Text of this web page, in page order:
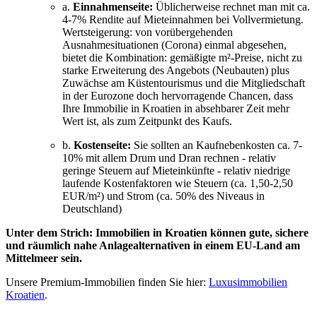
a. Einnahmenseite: Üblicherweise rechnet man mit ca.
4-7% Rendite auf Mieteinnahmen bei Vollvermietung.
Wertsteigerung: von vorübergehenden
Ausnahmesituationen (Corona) einmal abgesehen,
bietet die Kombination: gemäßigte m²-Preise, nicht zu
starke Erweiterung des Angebots (Neubauten) plus
Zuwächse am Küstentourismus und die Mitgliedschaft
in der Eurozone doch hervorragende Chancen, dass
Ihre Immobilie in Kroatien in absehbarer Zeit mehr
Wert ist, als zum Zeitpunkt des Kaufs.
b. Kostenseite: Sie sollten an Kaufnebenkosten ca. 7-
10% mit allem Drum und Dran rechnen - relativ
geringe Steuern auf Mieteinkünfte - relativ niedrige
laufende Kostenfaktoren wie Steuern (ca. 1,50-2,50
EUR/m²) und Strom (ca. 50% des Niveaus in
Deutschland)
Unter dem Strich: Immobilien in Kroatien können gute, sichere
und räumlich nahe Anlagealternativen in einem EU-Land am
Mittelmeer sein.
Unsere Premium-Immobilien finden Sie hier: Luxusimmobilien
Kroatien.